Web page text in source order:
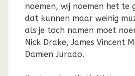
noemen, wij noemen het te
dat kunnen maar weinig
als je toch namen moet
Nick Drake, James Vincent
Damien Jurado.